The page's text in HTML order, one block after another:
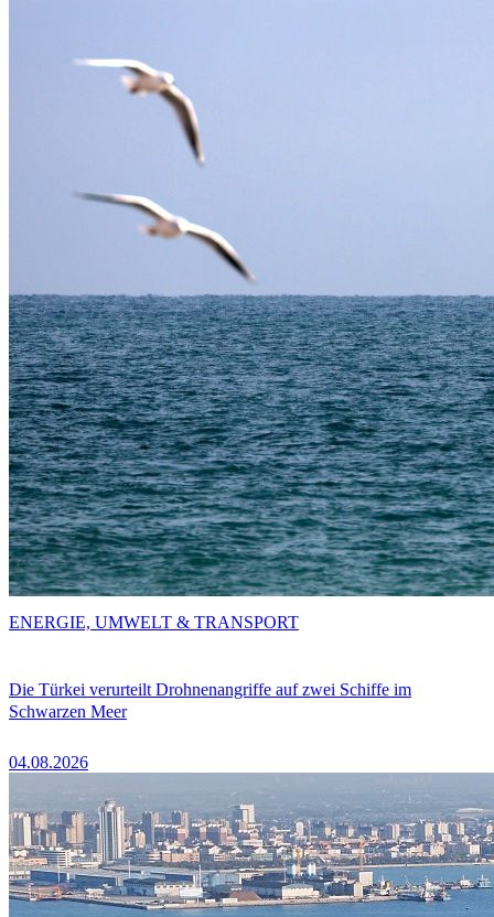
Die Türkei verurteilt Drohnenangriffe auf zwei Schiffe im
Schwarzen Meer
04.08.2026
ENERGIE, UMWELT & TRANSPORT